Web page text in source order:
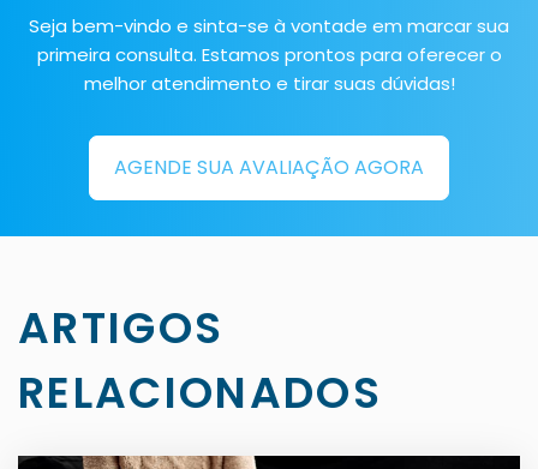
Seja bem-vindo e sinta-se à vontade em marcar sua
primeira consulta. Estamos prontos para oferecer o
melhor atendimento e tirar suas dúvidas!
AGENDE SUA AVALIAÇÃO AGORA
ARTIGOS
RELACIONADOS